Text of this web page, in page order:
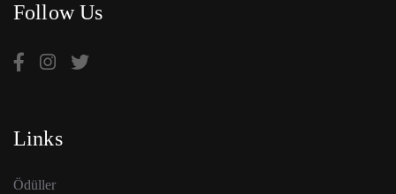
Follow Us
Links
Ödüller